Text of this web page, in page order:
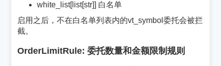
white_list[list[str]] 白名单
启用之后，不在白名单列表内的vt_symbol委托会被拦
截。
OrderLimitRule: 委托数量和金额限制规则